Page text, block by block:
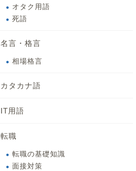
オタク用語
死語
名言・格言
相場格言
カタカナ語
IT用語
転職
転職の基礎知識
面接対策